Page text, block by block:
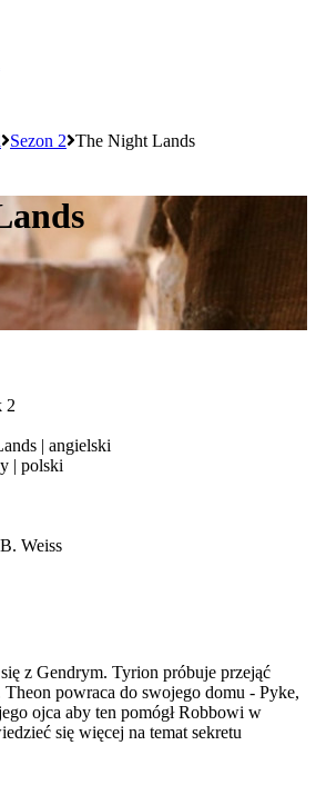
Sezon 2 The Night Lands
2
| angielski
| polski
Weiss
z Gendrym. Tyrion próbuje przejąć
Theon powraca do swojego domu - Pyke,
ojca aby ten pomógł Robbowi w
się więcej na temat sekretu